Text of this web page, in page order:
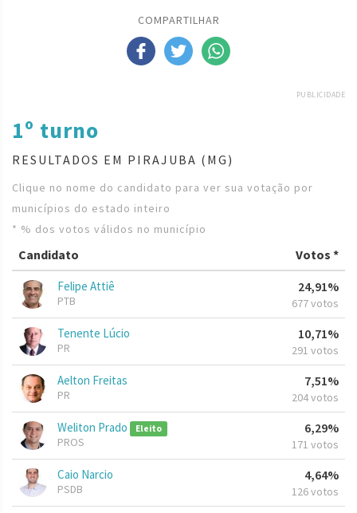
COMPARTILHAR
PUBLICIDADE
1º turno
RESULTADOS EM PIRAJUBA (MG)
Clique no nome do candidato para ver sua votação por
municípios do estado inteiro
* % dos votos válidos no município
Candidato Votos *
Felipe Attiê
PTB
24,91%
677 votos
Tenente Lúcio
PR
10,71%
291 votos
Aelton Freitas
PR
7,51%
204 votos
Weliton Prado Eleito
PROS
6,29%
171 votos
Caio Narcio
PSDB
4,64%
126 votos